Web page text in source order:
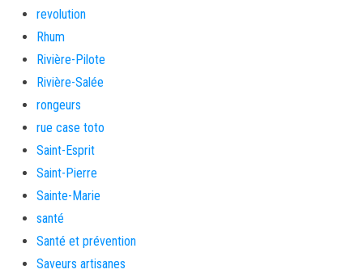
revolution
Rhum
Rivière-Pilote
Rivière-Salée
rongeurs
rue case toto
Saint-Esprit
Saint-Pierre
Sainte-Marie
santé
Santé et prévention
Saveurs artisanes